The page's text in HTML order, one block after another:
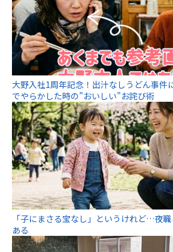
大野入社1周年記念！出汁なしうどん事件
でやらかした時の”おいしい”お詫び術
「子にまさる宝なし」というけれど…夜
ある